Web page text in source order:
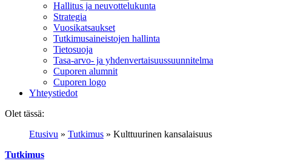
Hallitus ja neuvottelukunta
Strategia
Vuosikatsaukset
Tutkimusaineistojen hallinta
Tietosuoja
Tasa-arvo- ja yhdenvertaisuussuunnitelma
Cuporen alumnit
Cuporen logo
Yhteystiedot
Olet tässä:
Etusivu » Tutkimus » Kulttuurinen kansalaisuus
Tutkimus